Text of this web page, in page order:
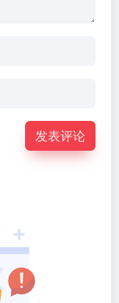
发表评论